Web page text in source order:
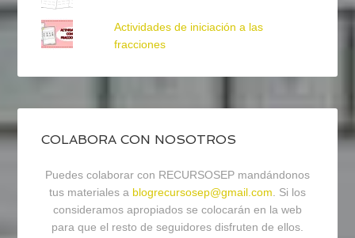
Actividades de iniciación a las
fracciones
COLABORA CON NOSOTROS
Puedes colaborar con RECURSOSEP mandándonos
tus materiales a blogrecursosep@gmail.com. Si los
consideramos apropiados se colocarán en la web
para que el resto de seguidores disfruten de ellos.